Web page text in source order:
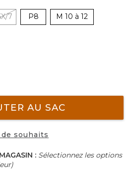
7 P8 M 10 à 12
AU SAC
souhaits
: Sélectionnez les options